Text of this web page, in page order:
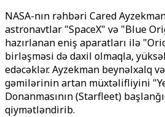
NASA-nın rəhbəri Cared
astronavtlar "SpaceX" və "Blue
hazırlanan eniş aparatları ilə
birləşməsi də daxil olmaqla,
edəcəklər. Ayzekman beynəlxalq
gəmilərinin artan müxtəlifliyini
Donanmasının (Starfleet)
qiymətləndirib.